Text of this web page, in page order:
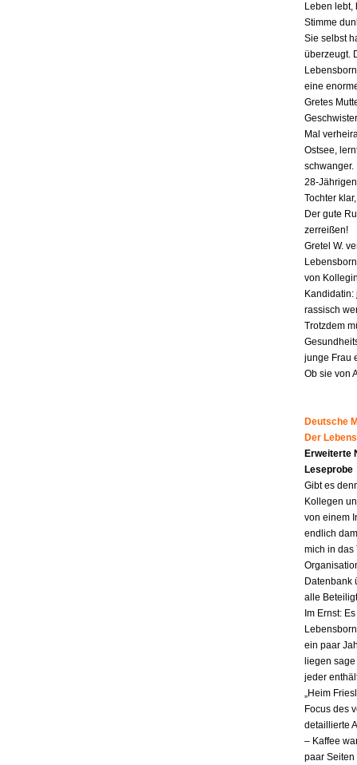
Leben lebt,
Stimme
Sie selbst
überzeugt.
eine
Gretes
Mal
Ostsee,
schwanger.
28-
Tochter
Der gute
zerreißen!
Gretel W.
von
rassisch
Trotzdem
junge Frau
Ob sie von
Deutsche
Der
Erweiterte
Leseprobe
Gibt es
Kollegen
von einem
endlich
mich in das
Datenbank
alle
Im Ernst:
ein paar
liegen
jeder
„Heim
Focus des
detaillierte
– Kaffee
paar